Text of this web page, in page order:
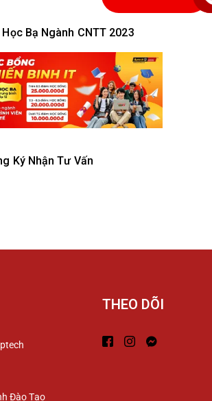
Bạ Ngành CNTT 2023
Ký Nhận Tư Vấn
Đào Tạo
THEO DÕI